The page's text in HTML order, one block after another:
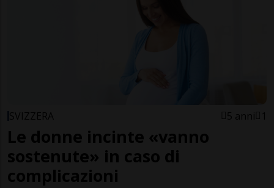
SVIZZERA 5 anni 1
Le donne incinte «vanno
sostenute» in caso di
complicazioni